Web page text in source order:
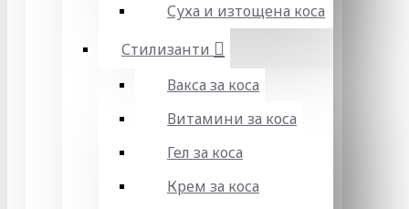
Суха и изтощена коса
Стилизанти
Вакса за коса
Витамини за коса
Гел за коса
Крем за коса